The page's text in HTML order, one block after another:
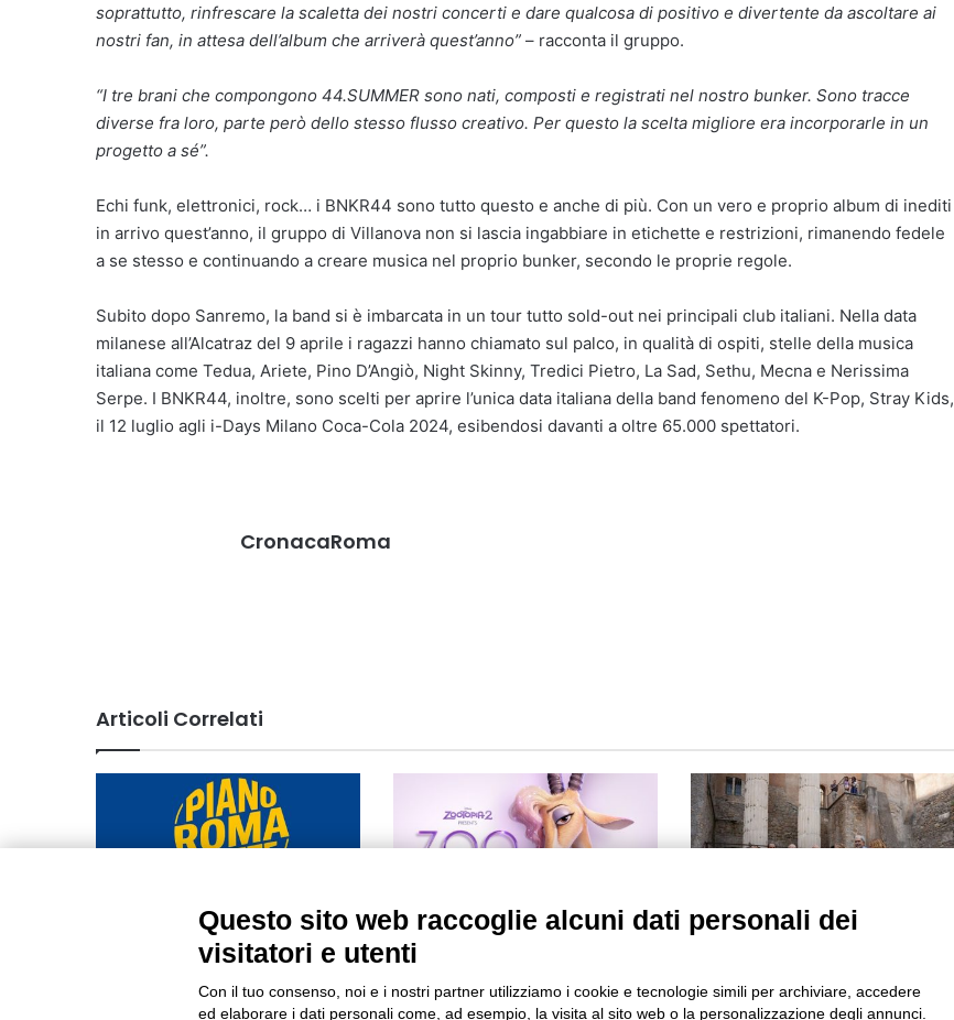
soprattutto, rinfrescare la scaletta dei nostri concerti e dare qualcosa di positivo e divertente da ascoltare ai
nostri fan, in attesa dell’album che arriverà quest’anno” – racconta il gruppo.
“I tre brani che compongono 44.SUMMER sono nati, composti e registrati nel nostro bunker. Sono tracce
diverse fra loro, parte però dello stesso flusso creativo. Per questo la scelta migliore era incorporarle in un
progetto a sé”.
Echi funk, elettronici, rock… i BNKR44 sono tutto questo e anche di più. Con un vero e proprio album di inediti
in arrivo quest’anno, il gruppo di Villanova non si lascia ingabbiare in etichette e restrizioni, rimanendo fedele
a se stesso e continuando a creare musica nel proprio bunker, secondo le proprie regole.
Subito dopo Sanremo, la band si è imbarcata in un tour tutto sold-out nei principali club italiani. Nella data
milanese all’Alcatraz del 9 aprile i ragazzi hanno chiamato sul palco, in qualità di ospiti, stelle della musica
italiana come Tedua, Ariete, Pino D’Angiò, Night Skinny, Tredici Pietro, La Sad, Sethu, Mecna e Nerissima
Serpe. I BNKR44, inoltre, sono scelti per aprire l’unica data italiana della band fenomeno del K-Pop, Stray Kids,
il 12 luglio agli i-Days Milano Coca-Cola 2024, esibendosi davanti a oltre 65.000 spettatori.
CronacaRoma
Articoli Correlati
Sicurezza e movida: parte il
“Piano Roma Notte”
Shakira è la protagonista del
nuovo video musicale di “Zoo”
13/11/2025
Oscure
25/06/2026
Questo sito web raccoglie alcuni dati personali dei
visitatori e utenti
Con il tuo consenso, noi e i nostri partner utilizziamo i cookie e tecnologie simili per archiviare, accedere
ed elaborare i dati personali come, ad esempio, la visita al sito web o la personalizzazione degli annunci.